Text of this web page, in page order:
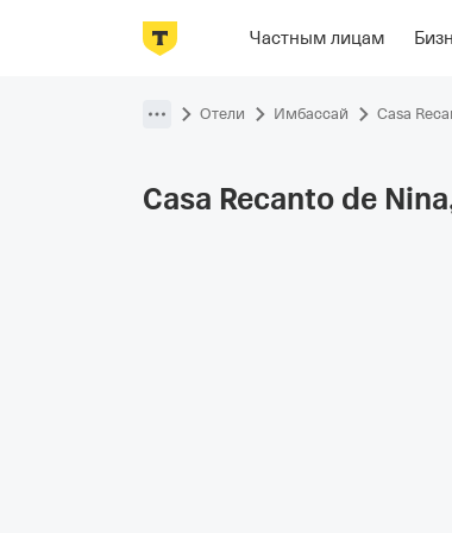
Частным лицам
Фотографии
Отели Имбассай Casa
Casa Recanto de